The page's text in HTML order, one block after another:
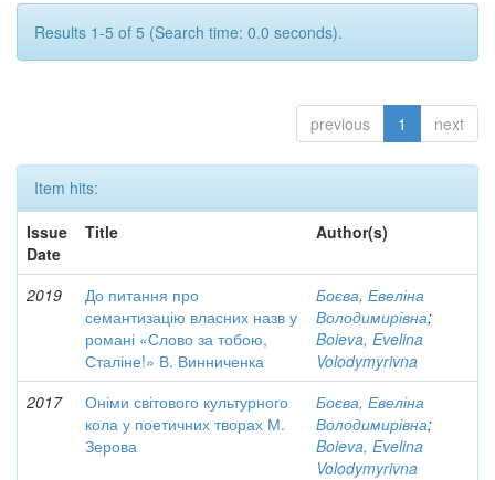
Results 1-5 of 5 (Search time: 0.0 seconds).
previous 1 next
Item hits:
Issue
Date
Title Author(s)
2019
До питання про
семантизацію власних назв у
романі «Слово за тобою,
Сталіне!» В. Винниченка
Боєва, Евеліна
Володимирівна;
Boieva, Evelina
Volodymyrivna
2017
Оніми світового культурного
кола у поетичних творах М.
Зерова
Боєва, Евеліна
Володимирівна;
Boieva, Evelina
Volodymyrivna